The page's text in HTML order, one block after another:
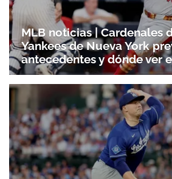
MLB noticias | Cardenales
Yankees de Nueva York
antecedentes y dónde ver